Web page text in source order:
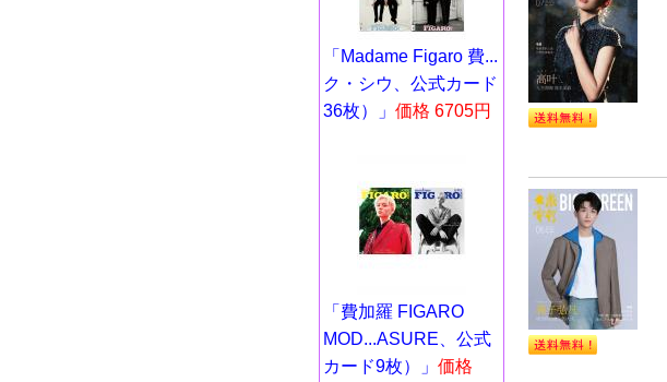
「Madame Figaro 費...
ク・シウ、公式カード
36枚）」 価格 6705円
「費加羅 FIGARO
MOD...ASURE、公式
カード9枚）」 価格